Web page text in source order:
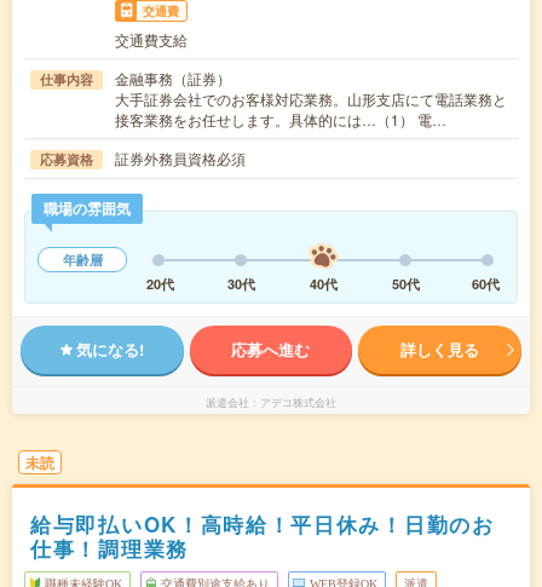
交通費
交通費支給
仕事内容
金融事務（証券）
大手証券会社でのお客様対応業務。山形支店にて電話業務と
接客業務をお任せします。具体的には…（1） 電…
応募資格 証券外務員資格必須
職場の雰囲気
年齢層
20代
30代 40代 50代 60代
気になる! 応募へ進む 詳しく見る
派遣会社 アデコ株式会社
未読
給与即払いOK！高時給！平日休み！日勤のお
仕事！調理業務
職種未経験OK 交通費別途支給あり WEB登録OK 派遣